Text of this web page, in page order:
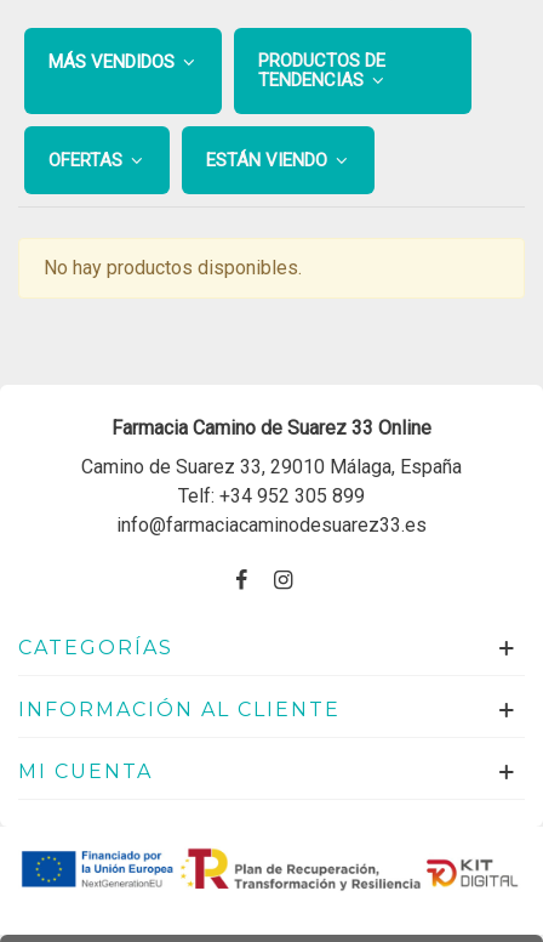
MÁS VENDIDOS
PRODUCTOS DE
TENDENCIAS
OFERTAS ESTÁN VIENDO
No hay productos disponibles.
Farmacia Camino de Suarez 33 Online
Camino de Suarez 33, 29010 Málaga, España
Telf: +34 952 305 899
info@farmaciacaminodesuarez33.es
CATEGORÍAS
INFORMACIÓN AL CLIENTE
MI CUENTA